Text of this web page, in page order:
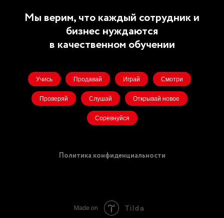
Мы верим, что каждый сотрудник и
бизнес нуждаются
в качественном обучении
Учись Продавай Играй Смотри
Проверяй Слушай Открывай новое
Соревнуйся
Политика конфиденциальности
Made on Tilda